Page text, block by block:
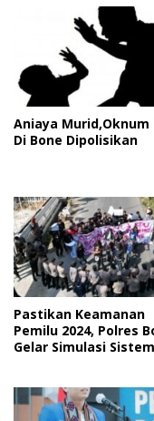
Aniaya Murid,Oknum
Di Bone Dipolisikan
Pastikan Keamanan
Pemilu 2024, Polres
Gelar Simulasi Sistem